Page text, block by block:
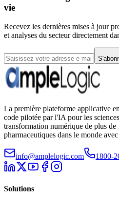
vie
Recevez les dernières mises à jour
et analyses du secteur directement
La première plateforme applicative
code pilotée par l'IA pour les
transformation numérique de plus de
pharmaceutiques dans le monde
info@amplelogic.com 1800-
Solutions